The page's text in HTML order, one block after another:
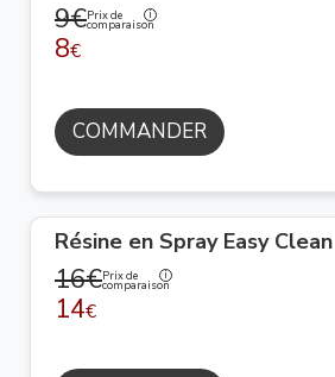
9€Prix de
comparaison
8€
COMMANDER
Résine en Spray Easy Clean
16€Prix de
comparaison
14€